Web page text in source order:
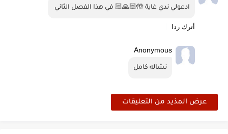
ادعولي ندي غاية 🤲🏻🙏🏻 في هذا الفصل الثاني
أترك ردا
Anonymous
نشاله كامل
عرض المذيد من التعليقات